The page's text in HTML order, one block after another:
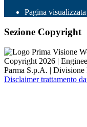
Pagina visualizzata
Sezione Copyright
Copyright 2026 |
Parma S.p.A. |
Disclaimer trattamento